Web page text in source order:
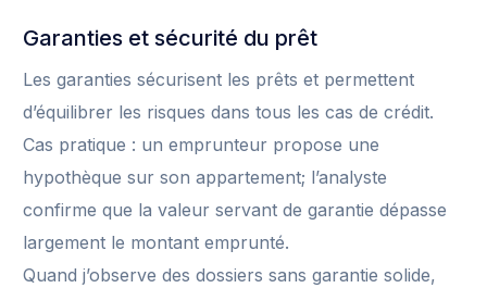
Garanties et sécurité du prêt
Les garanties sécurisent les prêts et permettent
d’équilibrer les risques dans tous les cas de crédit.
Cas pratique : un emprunteur propose une
hypothèque sur son appartement; l’analyste
confirme que la valeur servant de garantie dépasse
largement le montant emprunté.
Quand j’observe des dossiers sans garantie solide,